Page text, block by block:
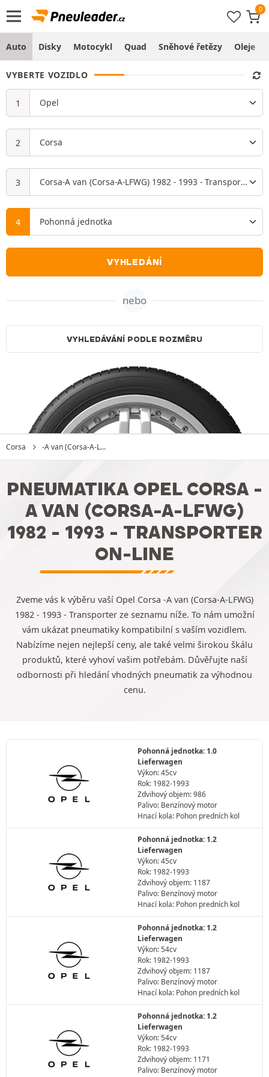
Auto Disky Motocykl Quad Sněhové řetězy Oleje
VYBERTE VOZIDLO
VYHLEDÁNÍ
nebo
VYHLEDÁVÁNÍ PODLE ROZMĚRU
Corsa -A van (Corsa-A-L...
PNEUMATIKA OPEL CORSA -
A VAN (CORSA-A-LFWG)
1982 - 1993 - TRANSPORTER
ON-LINE
Zveme vás k výběru vaší Opel Corsa -A van (Corsa-A-LFWG)
1982 - 1993 - Transporter ze seznamu níže. To nám umožní
vám ukázat pneumatiky kompatibilní s vaším vozidlem.
Nabízíme nejen nejlepší ceny, ale také velmi širokou škálu
produktů, které vyhoví vašim potřebám. Důvěřujte naší
odbornosti při hledání vhodných pneumatik za výhodnou
cenu.
Pohonná jednotka: 1.0
Lieferwagen
Výkon: 45cv
Rok: 1982-1993
Zdvihový objem: 986
Palivo: Benzínový motor
Hnací kola: Pohon predních kol
Pohonná jednotka: 1.2
Lieferwagen
Výkon: 45cv
Rok: 1982-1993
Zdvihový objem: 1187
Palivo: Benzínový motor
Hnací kola: Pohon predních kol
Pohonná jednotka: 1.2
Lieferwagen
Výkon: 54cv
Rok: 1982-1993
Zdvihový objem: 1187
Palivo: Benzínový motor
Hnací kola: Pohon predních kol
Pohonná jednotka: 1.2
Lieferwagen
Výkon: 54cv
Rok: 1982-1993
Zdvihový objem: 1171
Palivo: Benzínový motor